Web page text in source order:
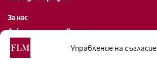
Управление на съгласие
За нас
Декларация за поверителност
Политика за бисквитки